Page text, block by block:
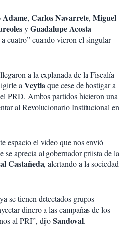
Adame, CarlosNavarrete, Miguel
yGuadalupe Acosta
a cuatro” cuando vieron el singular
a la explanada de la Fiscalía
a Veytiaque cese de hostigar a
PRD. Ambos partidos hicieron una
al Revolucionario Institucional en
espacio el video que nos envió
se aprecia al gobernador priista de la
Castañeda, alertando a la sociedad
se tienen detectados grupos
dinero a las campañas de los
al PRI”, dijoSandoval.